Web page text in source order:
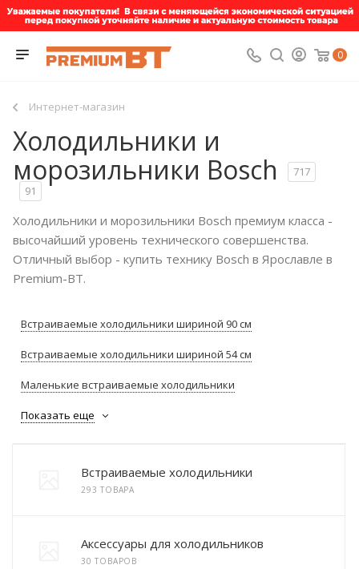
0
Интернет-магазин
Холодильники и
морозильники Bosch
717
91
Встраиваемые холодильники
293 ТОВАРА
Аксессуары для холодильников
30 ТОВАРОВ
Холодильники и морозильники Bosch премиум класса -
высочайший уровень технического совершенства.
Отличный выбор - купить технику Bosch в Ярославле в
Premium-BT.
Встраиваемые холодильники шириной 90 см
Встраиваемые холодильники шириной 54 см
Маленькие встраиваемые холодильники
Показать еще